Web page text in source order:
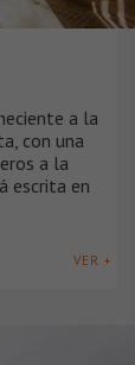
a la
con una
a la
escrita en
VER +